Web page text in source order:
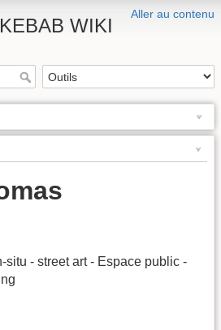
Aller au contenu
WIKI
- street art - Espace public -